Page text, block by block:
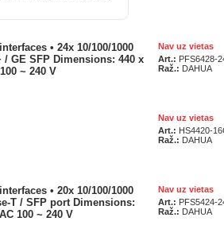
• 24x 10/100/1000
/ GE SFP Dimensions: 440 x
~ 240 V
Nav uz vietas
Art.: PFS6428-
Raž.: DAHUA
Nav uz vietas
Art.: HS4420-
Raž.: DAHUA
• 20x 10/100/1000
T / SFP port Dimensions:
100 ~ 240 V
Nav uz vietas
Art.: PFS5424-
Raž.: DAHUA